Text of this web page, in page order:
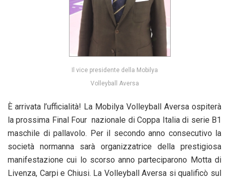
Il vice presidente della Mobilya
Volleyball Aversa
È arrivata l’ufficialità! La Mobilya Volleyball Aversa ospiterà
la prossima Final Four nazionale di Coppa Italia di serie B1
maschile di pallavolo. Per il secondo anno consecutivo la
società normanna sarà organizzatrice della prestigiosa
manifestazione cui lo scorso anno parteciparono Motta di
Livenza, Carpi e Chiusi. La Volleyball Aversa si qualificò sul